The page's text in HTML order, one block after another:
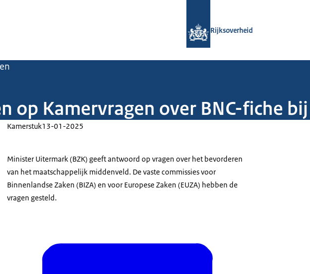
Rijksoverheid
op Kamervragen over BNC-fiche
Kamerstuk13-01-2025
Minister Uitermark (BZK) geeft antwoord op vragen over het bevorderen
van het maatschappelijk middenveld. De vaste commissies voor
Binnenlandse Zaken (BIZA) en voor Europese Zaken (EUZA) hebben de
vragen gesteld.